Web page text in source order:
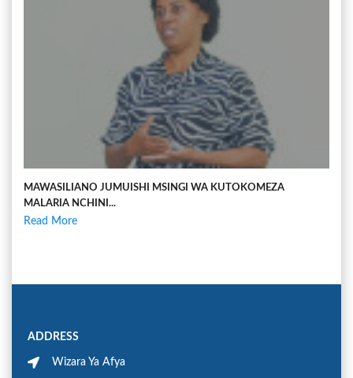
MAWASILIANO JUMUISHI MSINGI WA KUTOKOMEZA
MALARIA NCHINI...
Read More
ADDRESS
Wizara Ya Afya